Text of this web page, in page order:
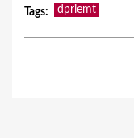
Tags: dpriemt